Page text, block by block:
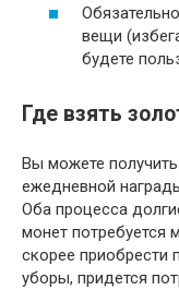
вещи
будете
Где взять
Вы можете
ежедневной
Оба процесса
монет потребуется
скорее приобрести
уборы, придется